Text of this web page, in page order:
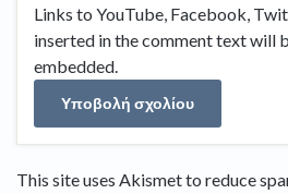
Links to YouTube, Facebook,
inserted in the comment text will
embedded.
This site uses Akismet to reduce